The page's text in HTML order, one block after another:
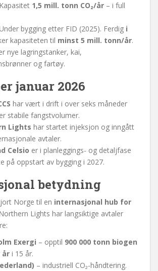
1,5 mill. tonn CO₂/år – i full
bygging etter FID (2025). Ferdig i
kapasiteten til minst 5 mill. tonn/år.
nye lagringstanker, kai,
og fartøy.
januar 2026
har vært i drift i over seks måneder
stabile fangstvolumer.
Lights har startet injeksjon og inngått
avtaler.
Celsio er i planleggings- og detaljfase
på oppstart av bygging i 2027.
betydning
Norge til en internasjonal hub for
Lights har langsiktige avtaler
Exergi – opptil 900 000 tonn biogen
år i 15 år.
– industriell CO₂-håndtering.